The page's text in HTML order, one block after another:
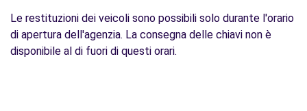
Le restituzioni dei veicoli sono possibili solo durante l'orario
di apertura dell'agenzia. La consegna delle chiavi non è
disponibile al di fuori di questi orari.